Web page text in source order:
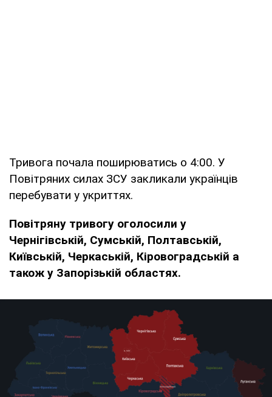
Тривога почала поширюватись о 4:00. У
Повітряних силах ЗСУ закликали українців
перебувати у укриттях.
Повітряну тривогу оголосили у
Чернігівській, Сумській, Полтавській,
Київській, Черкаській, Кіровоградській а
також у Запорізькій областях.